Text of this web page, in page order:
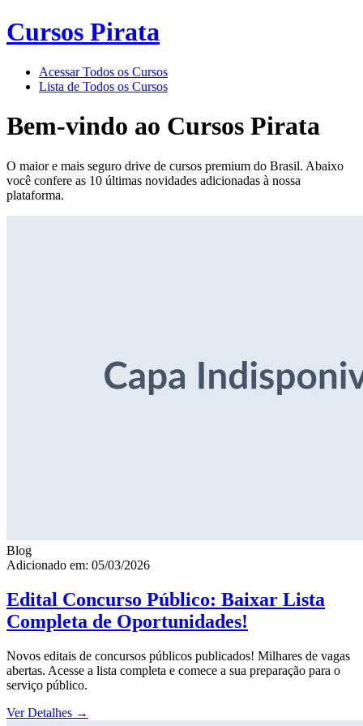
Cursos Pirata
Acessar Todos os Cursos
Lista de Todos os Cursos
Bem-vindo ao Cursos Pirata
O maior e mais seguro drive de cursos premium do Brasil. Abaixo
você confere as 10 últimas novidades adicionadas à nossa
plataforma.
Blog
Adicionado em: 05/03/2026
Edital Concurso Público: Baixar Lista
Completa de Oportunidades!
Novos editais de concursos públicos publicados! Milhares de vagas
abertas. Acesse a lista completa e comece a sua preparação para o
serviço público.
Ver Detalhes →